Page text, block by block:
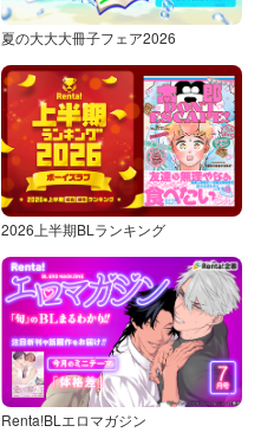
夏の大大大冊子フェア2026
2026上半期BLランキング
Renta!BLエロマガジン